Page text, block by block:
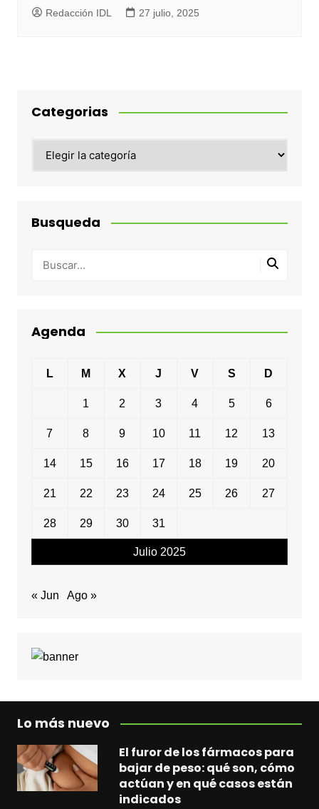
Redacción IDL 27 julio, 2025
Categorias
Busqueda
Agenda
Julio 2025
L M X J V S D
1 2 3 4 5 6
7 8 9 10 11 12 13
14 15 16 17 18 19 20
21 22 23 24 25 26 27
28 29 30 31
« Jun Ago »
Lo más nuevo
El furor de los fármacos para
bajar de peso: qué son, cómo
actúan y en qué casos están
indicados